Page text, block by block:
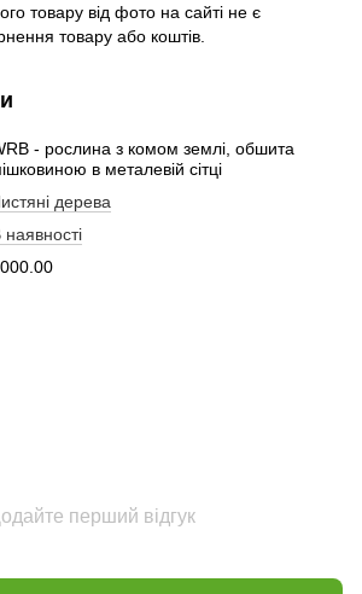
товару від фото на сайті не є
товару або коштів.
- рослина з комом землі, обшита
в металевій сітці
дерева
наявності
перший відгук